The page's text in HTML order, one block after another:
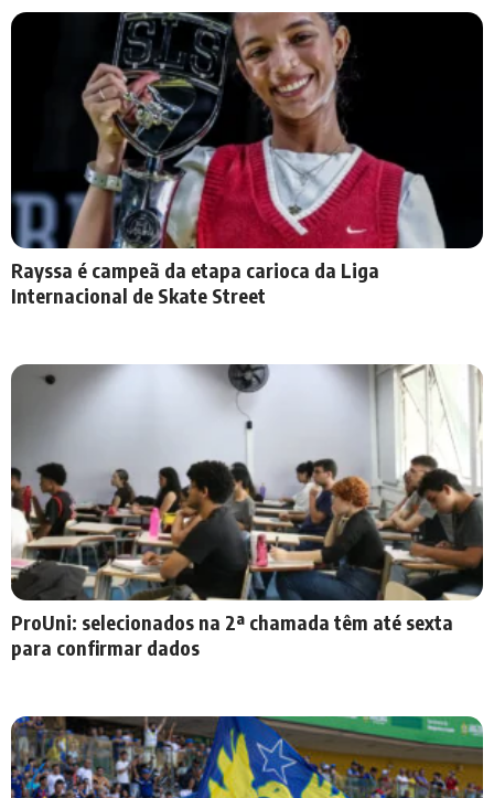
Rayssa é campeã da etapa carioca da Liga
Internacional de Skate Street
ProUni: selecionados na 2ª chamada têm até sexta
para confirmar dados